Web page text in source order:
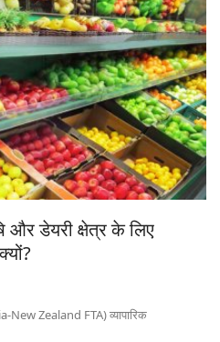
और डेयरी क्षेत्र के लिए
New Zealand FTA) व्यापारिक